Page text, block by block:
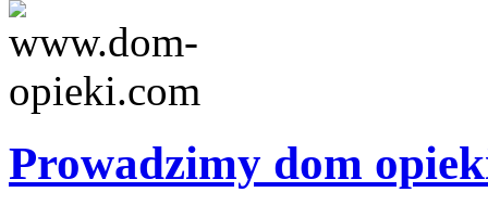
Prowadzimy dom